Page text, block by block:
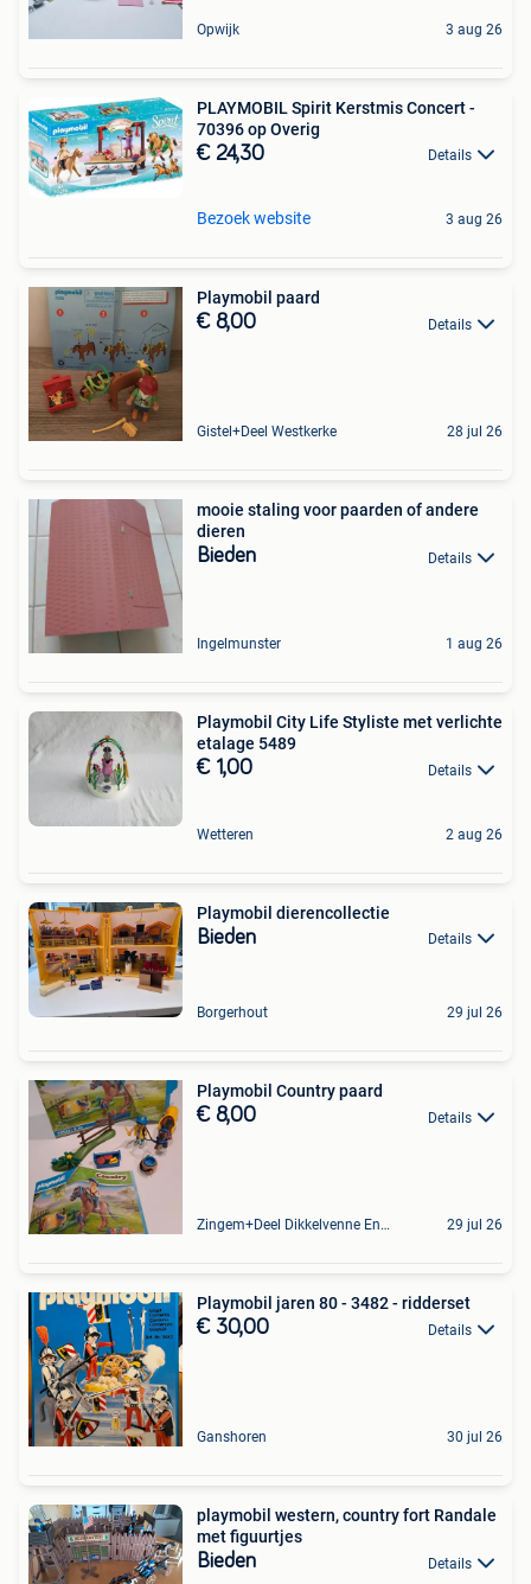
Opwijk 3 aug 26
PLAYMOBIL Spirit Kerstmis Concert -
70396 op Overig
€ 24,30 Details
Bezoek website 3 aug 26
Playmobil paard
€ 8,00 Details
Gistel+Deel Westkerke 28 jul 26
mooie staling voor paarden of andere
dieren
Bieden Details
Ingelmunster 1 aug 26
Playmobil City Life Styliste met verlichte
etalage 5489
€ 1,00 Details
Wetteren 2 aug 26
Playmobil dierencollectie
Bieden Details
Borgerhout 29 jul 26
Playmobil Country paard
€ 8,00 Details
Zingem+Deel Dikkelvenne En Nederzwalm-Hermelgem 29 jul 26
Playmobil jaren 80 - 3482 - ridderset
€ 30,00 Details
Ganshoren 30 jul 26
playmobil western, country fort Randale
met figuurtjes
Bieden Details